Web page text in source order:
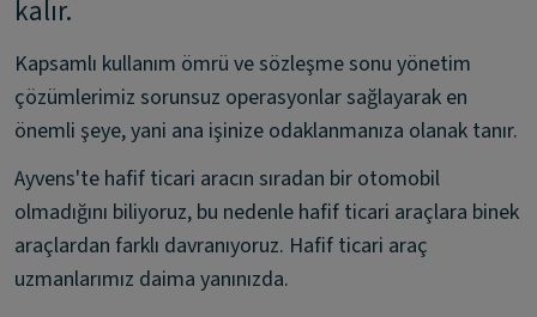
kalır.
Kapsamlı kullanım ömrü ve sözleşme sonu yönetim
çözümlerimiz sorunsuz operasyonlar sağlayarak en
önemli şeye, yani ana işinize odaklanmanıza olanak tanır.
Ayvens'te hafif ticari aracın sıradan bir otomobil
olmadığını biliyoruz, bu nedenle hafif ticari araçlara binek
araçlardan farklı davranıyoruz. Hafif ticari araç
uzmanlarımız daima yanınızda.